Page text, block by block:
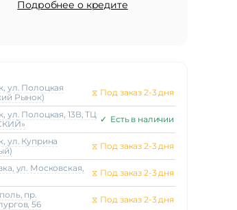
Подробнее о кредите
ул. Полоцкая
Рынок)
⧖ Под заказ 2-3 дня
ул. Полоцкая, 13В, ТЦ ✓ Есть в наличии
ул. Куприна
⧖ Под заказ 2-3 дня
ул. Московская,
⧖ Под заказ 2-3 дня
пр.
56
⧖ Под заказ 2-3 дня